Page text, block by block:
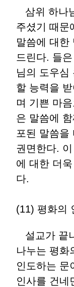
삼위 하나
주셨기 때문
말씀에 대한
드린다. 들
님의 도우심
할 능력을
며 기쁜 마
은 말씀에
포된 말씀을
권면한다.
에 대한 더
다.
(11) 평화의
설교가 끝
나누는 평화
인도하는 문
인사를 건네